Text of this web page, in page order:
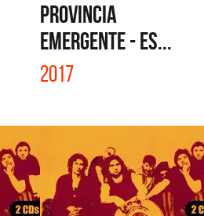
PROVINCIA
EMERGENTE - ES...
2017